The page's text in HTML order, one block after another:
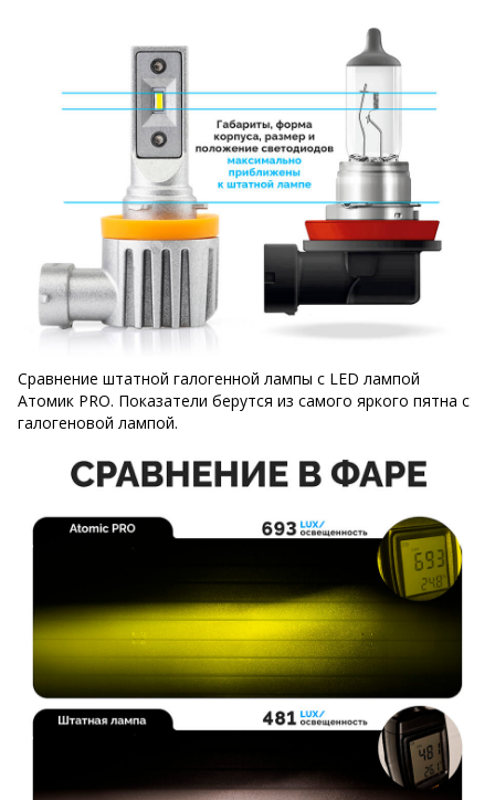
Сравнение штатной галогенной лампы с LED лампой
Атомик PRO. Показатели берутся из самого яркого пятна с
галогеновой лампой.